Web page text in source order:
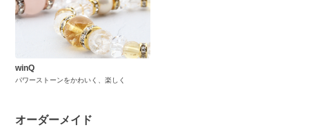
winQ
パワーストーンをかわいく、楽しく
オーダーメイド